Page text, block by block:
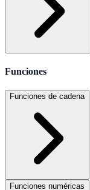
Funciones
Funciones de cadena
Funciones numéricas